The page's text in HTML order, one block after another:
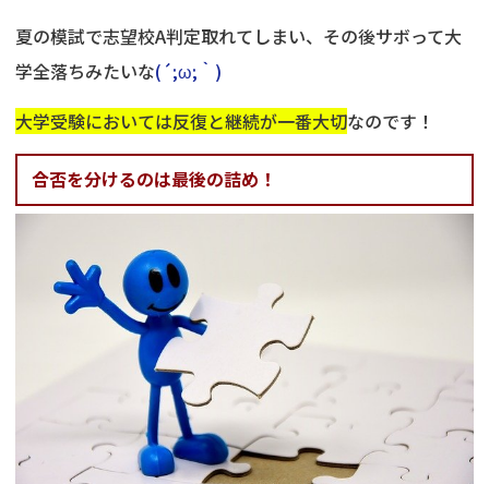
夏の模試で志望校A判定取れてしまい、その後サボって大
学全落ちみたいな(´;ω;｀)
大学受験においては反復と継続が一番大切なのです！
合否を分けるのは最後の詰め！